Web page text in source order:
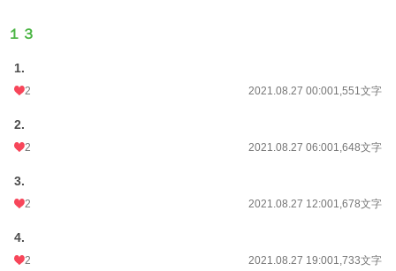
１３
1.
2 2021.08.27 00:001,551文字
2.
2 2021.08.27 06:001,648文字
3.
2 2021.08.27 12:001,678文字
4.
2 2021.08.27 19:001,733文字